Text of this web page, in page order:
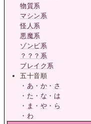
物質系
マシン系
怪人系
悪魔系
ゾンビ系
？？？系
ブレイク系
五十音順
・ あ ・ か ・ さ
・ た ・ な ・ は
・ ま ・ や ・ ら
・ わ